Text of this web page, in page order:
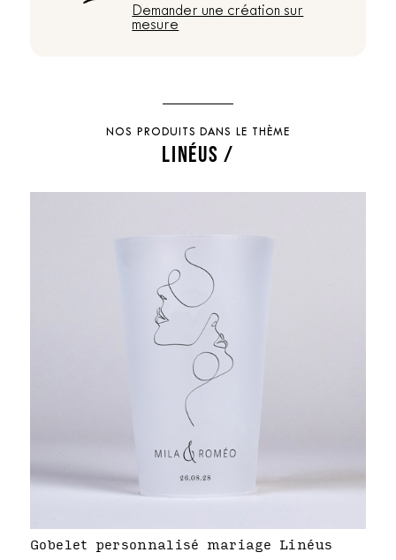
Demander une création sur
mesure
NOS PRODUITS DANS LE THÈME
LINÉUS /
Gobelet personnalisé mariage Linéus